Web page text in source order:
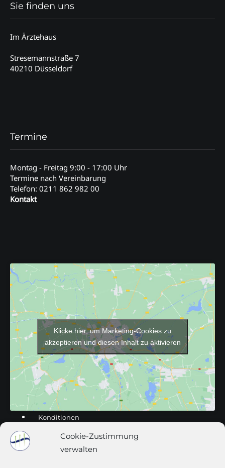
Cookie-Zustimmung
verwalten
Sie finden uns
Im Ärztehaus
Stresemannstraße 7
40210 Düsseldorf
Termine
Montag - Freitag 9:00 - 17:00 Uhr
Termine nach Vereinbarung
Telefon: 0211 862 982 00
Kontakt
Klicke hier, um Marketing-Cookies zu
akzeptieren und diesen Inhalt zu aktivieren
Konditionen